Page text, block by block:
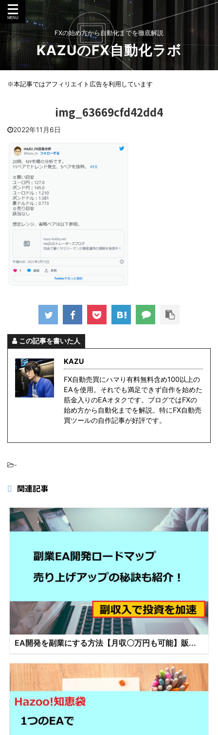
FXの始め方から自動化までを徹底解説
KAZUのFX自動化ラボ
※本記事ではアフィリエイト広告を利用しています
img_63669cfd42dd4
2022年11月6日
この記事を書いた人
KAZU
FX自動売買にハマり有料無料含め100以上の
EAを使用。それでも満足できず自作を始めた
筋金入りのEAオタクです。ブログではFXの
始め方から自動化までを解説。特にFX自動売
買ツールの自作記事が好評です。
-
関連記事
EA開発を副業にする方法【月収〇万円も可能】販...